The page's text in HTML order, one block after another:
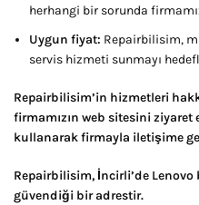
herhangi bir sorunda
Uygun fiyat: Repairbilisim,
servis hizmeti sunmayı
Repairbilisim’in hizmetleri
firmamızın web sitesini
kullanarak firmayla iletişime
Repairbilisim, İncirli’de Lenovo
güvendiği bir adrestir.